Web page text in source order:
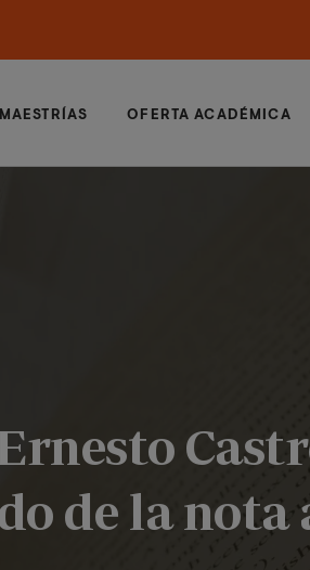
MAESTRÍAS OFERTA ACADÉMICA
de la nota